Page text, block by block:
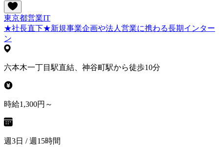
東京都営業IT
★社長直下★新規事業企画や法人営業に携わる長期インター
ン
六本木一丁目駅直結、神谷町駅から徒歩10分
時給1,300円～
週3日 / 週15時間